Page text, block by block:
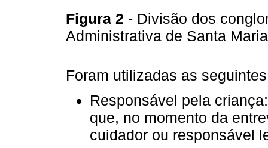
Figura 2 - Divisão dos
Administrativa de Santa
Foram utilizadas as
Responsável pela
que, no momento da
cuidador ou responsável